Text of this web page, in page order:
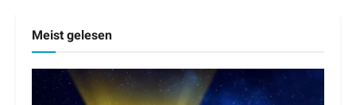
Meist gelesen